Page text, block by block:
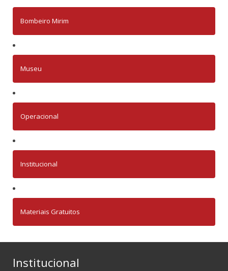
Bombeiro Mirim
Museu
Operacional
Institucional
Materiais Gratuitos
Institucional